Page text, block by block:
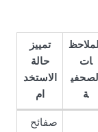
ات
ة
تمييز
حالة
الاستخد
ام
صفائح